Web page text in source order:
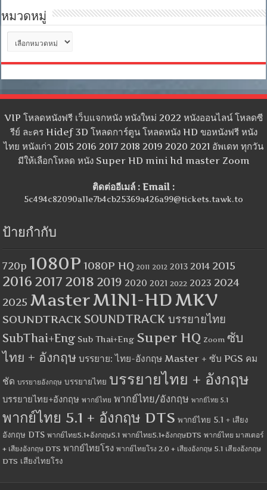
หมวดหมู่
หมู่
VIP โหลดหนังฟรี เว็บแจกหนัง หนังใหม่ 2022 หนังออนไลน์ โหลดซี
รีย์ ละคร Hidef 3D โหลดการ์ตูน โหลดหนัง HD ขอหนังฟรี หนัง
ไทย หนังเก่า 2015 2016 2017 2018 2019 2020 2021 อัพเดท ทุกวัน
มีให้เลือกโหลด หนัง Super HD mini hd master Zoom
ติดต่ออีเมล์ : Email :
5c494c82090a11e7b4cb25369a426a99@tickets.tawk.to
ป้ายกำกับ
720p 1080P 1080P HQ 2011 2012 2013 2014 2015
2016 2017 2018 2019 2020 2021 2022 2023 2024
2025 MasterMINI-HDMKV
SOUNDTRACK SOUNDTRACK บรรยายไทย
SubThai+Eng Sub Thai+Eng Super HQ Zoom ซับ
ไทย + อังกฤษ บรรยาย: ไทย-อังกฤษ Master + ซับ PGS คม
ชัด บรรยายอังกฤษ บรรยายไทย บรรยายไทย + อังกฤษ
บรรยายไทย+อังกฤษ พากย์ไทย พากย์ไทย/อังกฤษ พากย์ไทย 5.1
พากย์ไทย 5.1 + อังกฤษ DTS พากย์ไทย 5.1 + เสียง
อังกฤษ DTS พากย์ไทย5.1+อังกฤษ5.1 พากย์ไทย5.1+อังกฤษDTS พากย์ไทย มาสเตอร์
+ เสียงอังกฤษ DTS พากย์ไทยโรง พากย์ไทยโรง 2.0 + เสียงอังกฤษ 5.1 เสียงอังกฤษ
DTS เสียงไทยโรง